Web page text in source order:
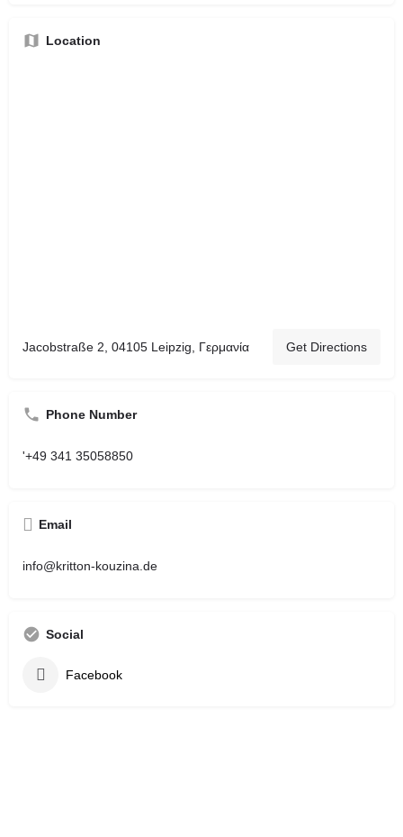
Location
Jacobstraße 2, 04105 Leipzig, Γερμανία Get Directions
Phone Number
'+49 341 35058850
Email
info@kritton-kouzina.de
Social
Facebook